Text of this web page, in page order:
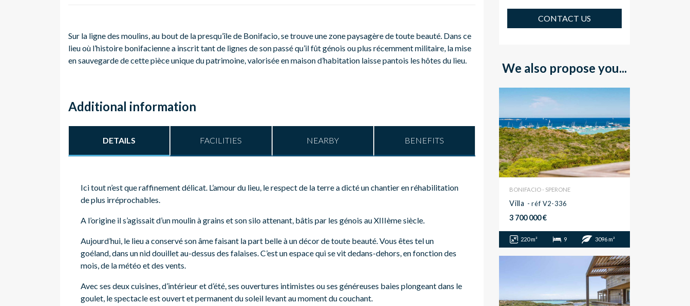
Sur la ligne des moulins, au bout de la presqu’île de Bonifacio, se trouve une zone paysagère de toute beauté. Dans ce
lieu où l’histoire bonifacienne a inscrit tant de lignes de son passé qu’il fût génois ou plus récemment militaire, la mise
en sauvegarde de cette pièce unique du patrimoine, valorisée en maison d’habitation laisse pantois les hôtes du lieu.
Additional information
DETAILS FACILITIES NEARBY BENEFITS
Ici tout n’est que raffinement délicat. L’amour du lieu, le respect de la terre a dicté un chantier en réhabilitation
de plus irréprochables.
A l’origine il s’agissait d’un moulin à grains et son silo attenant, bâtis par les génois au XIIIème siècle.
Aujourd’hui, le lieu a conservé son âme faisant la part belle à un décor de toute beauté. Vous êtes tel un
goéland, dans un nid douillet au-dessus des falaises. C’est un espace qui se vit dedans-dehors, en fonction des
mois, de la météo et des vents.
Avec ses deux cuisines, d’intérieur et d’été, ses ouvertures intimistes ou ses généreuses baies plongeant dans le
goulet, le spectacle est ouvert et permanent du soleil levant au moment du couchant.
CONTACT US
We also propose you...
BONIFACIO - SPERONE
Villa - réf V2-336
3 700 000 €
220 m² 9 3096 m²